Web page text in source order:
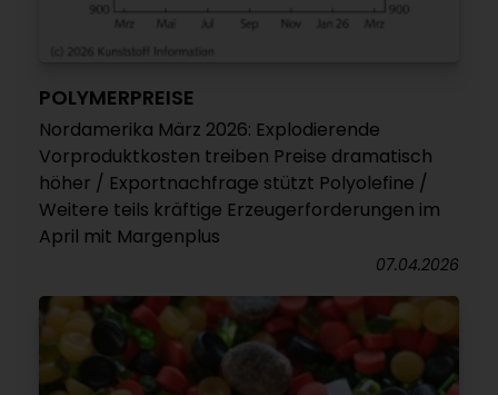
POLYMERPREISE
Nordamerika März 2026: Explodierende
Vorproduktkosten treiben Preise dramatisch
höher / Exportnachfrage stützt Polyolefine /
Weitere teils kräftige Erzeugerforderungen im
April mit Margenplus
07.04.2026